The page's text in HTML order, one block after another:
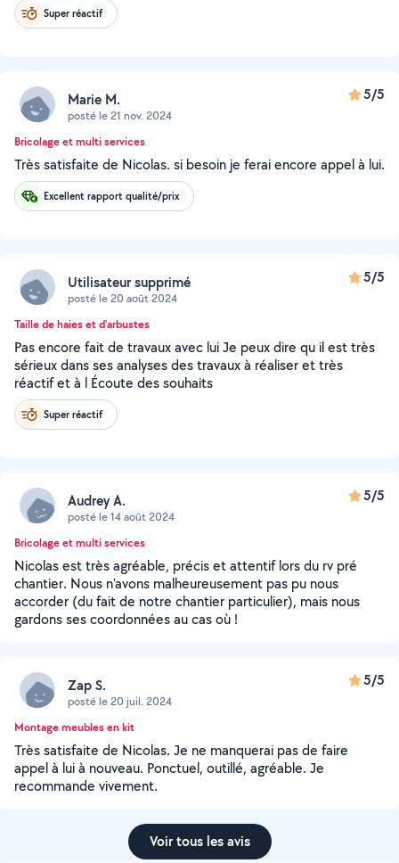
Super réactif
Marie M.
posté le 21 nov. 2024
5/5
Bricolage et multi services
Très satisfaite de Nicolas. si besoin je ferai encore appel à lui.
Excellent rapport qualité/prix
Utilisateur supprimé
posté le 20 août 2024
5/5
Taille de haies et d'arbustes
Pas encore fait de travaux avec lui Je peux dire qu il est très
sérieux dans ses analyses des travaux à réaliser et très
réactif et à l Écoute des souhaits
Super réactif
Audrey A.
posté le 14 août 2024
5/5
Bricolage et multi services
Nicolas est très agréable, précis et attentif lors du rv pré
chantier. Nous n'avons malheureusement pas pu nous
accorder (du fait de notre chantier particulier), mais nous
gardons ses coordonnées au cas où !
Zap S.
posté le 20 juil. 2024
5/5
Montage meubles en kit
Très satisfaite de Nicolas. Je ne manquerai pas de faire
appel à lui à nouveau. Ponctuel, outillé, agréable. Je
recommande vivement.
Voir tous les avis